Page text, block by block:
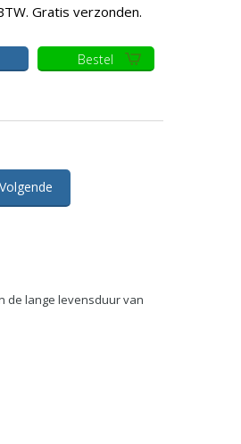
Gratis verzonden.
Bestel
Volgende
de lange levensduur van